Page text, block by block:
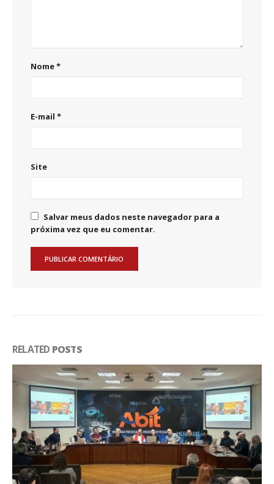
Nome*
E-mail *
Site
Salvar meus dados neste navegador para a
próxima vez que eu comentar.
RELATED POSTS